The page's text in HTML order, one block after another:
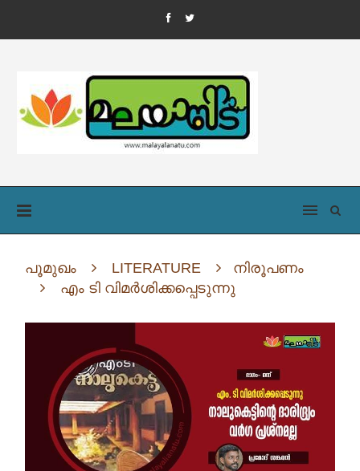
പൂമുഖം LITERATURE
നിരൂപണം
എം ടി വിമർശിക്കപ്പെടുന്നു